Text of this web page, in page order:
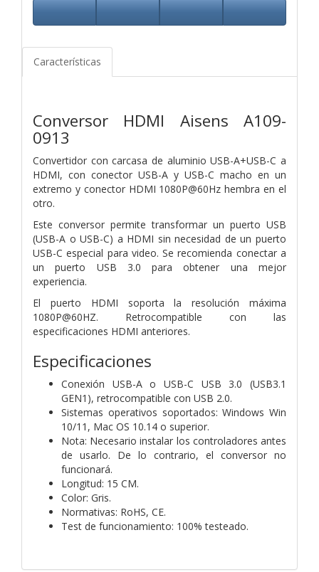
Características
Conversor HDMI Aisens A109-
0913
Convertidor con carcasa de aluminio USB-A+USB-C a
HDMI, con conector USB-A y USB-C macho en un
extremo y conector HDMI 1080P@60Hz hembra en el
otro.
Este conversor permite transformar un puerto USB
(USB-A o USB-C) a HDMI sin necesidad de un puerto
USB-C especial para video. Se recomienda conectar a
un puerto USB 3.0 para obtener una mejor
experiencia.
El puerto HDMI soporta la resolución máxima
1080P@60HZ. Retrocompatible con las
especificaciones HDMI anteriores.
Especificaciones
Conexión USB-A o USB-C USB 3.0 (USB3.1
GEN1), retrocompatible con USB 2.0.
Sistemas operativos soportados: Windows Win
10/11, Mac OS 10.14 o superior.
Nota: Necesario instalar los controladores antes
de usarlo. De lo contrario, el conversor no
funcionará.
Longitud: 15 CM.
Color: Gris.
Normativas: RoHS, CE.
Test de funcionamiento: 100% testeado.